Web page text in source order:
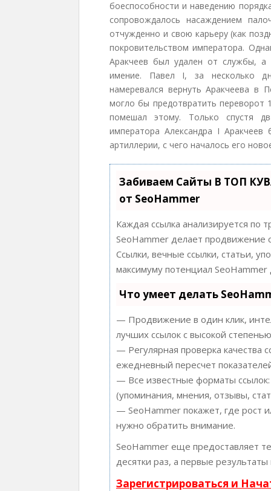
боеспособности и наведению
сопровождалось насаждением
отчужденно и свою карьеру (как
покровительством императора.
Аракчеев был удален от службы, а
имение. Павел I, за несколько
намеревался вернуть Аракчеева в
могло бы предотвратить переворот
помешал этому. Только спустя
императора Александра I Аракчеев
артиллерии, с чего началось его
Забиваем Сайты В ТОП
от SeoHammer
Каждая ссылка анализируется по
SeoHammer делает продвижение
Ссылки, вечные ссылки, статьи,
максимуму потенциал
Что умеет делать
— Продвижение в один клик,
лучших ссылок с высокой
— Регулярная проверка качества
ежедневный пересчет
— Все известные форматы
(упоминания, мнения, отзывы,
— SeoHammer покажет, где рост
нужно обратить внимание.
SeoHammer еще предоставляет
десятки раз, а первые
Зарегистрироваться и